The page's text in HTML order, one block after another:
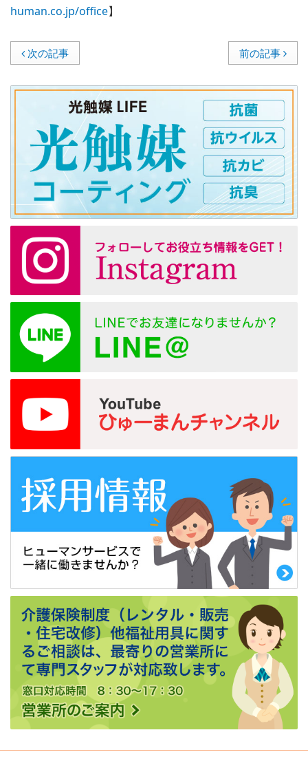
human.co.jp/office】
次の記事 前の記事